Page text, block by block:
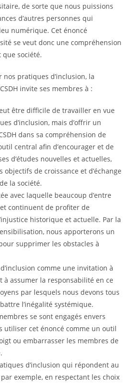
de sorte que nous puissions
d’autres personnes qui
numérique. Cet énoncé
se veut donc une compréhension
société.
pratiques d’inclusion, la
invite ses membres à :
être difficile de travailler en vue
d’inclusion, mais d’offrir un
dans sa compréhension de
central afin d’encourager et de
d’études nouvelles et actuelles,
de croissance et d’échange
la société.
avec laquelle beaucoup d’entre
continuent de profiter de
historique et actuelle. Par la
nous apporterons un
supprimer les obstacles à
comme une invitation à
à assumer la responsabilité en ce
par lesquels nous devons tous
l’inégalité systémique.
se sont engagés envers
utiliser cet énoncé comme un outil
ou embarrasser les membres de
d’inclusion qui répondent au
exemple, en respectant les choix